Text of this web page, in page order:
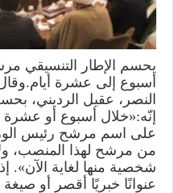
يحسم الإطار التنسيقي
أسبوع إلى عشرة
النصر، عقيل الرديني،
إنّه:«خلال أسبوع أو عشرة
على اسم مرشح رئيس
من مرشح لهذا المنصب،
شخصية منها لغاية الآن».
عنوانًا خبريًا أقصر أو